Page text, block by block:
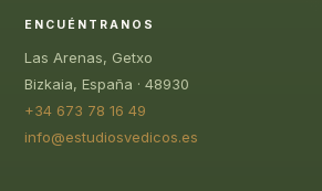
ENCUÉNTRANOS
Las Arenas, Getxo
Bizkaia, España · 48930
+34 673 78 16 49
info@estudiosvedicos.es